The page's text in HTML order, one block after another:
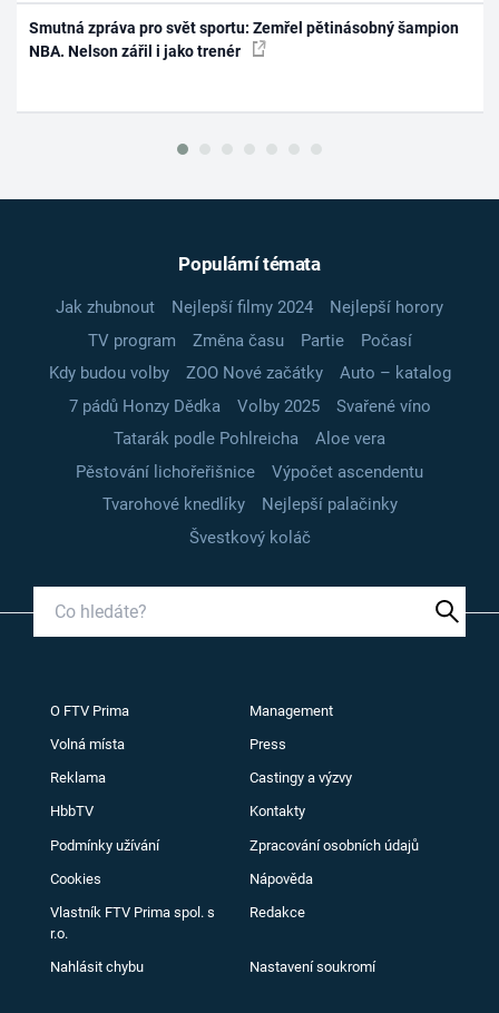
Smutná zpráva pro svět sportu: Zemřel pětinásobný šampion
NBA. Nelson zářil i jako trenér
Populární témata
Jak zhubnout Nejlepší filmy 2024
Nejlepší horory
TV program
Změna času Partie
Počasí
Kdy budou volby
ZOO Nové začátky
Auto – katalog
7 pádů Honzy Dědka
Volby 2025
Svařené víno
Tatarák podle Pohlreicha
Aloe vera
Pěstování lichořeřišnice
Výpočet ascendentu
Tvarohové knedlíky
Nejlepší palačinky
Švestkový koláč
O FTV Prima Management
Volná místa Press
Reklama Castingy a výzvy
HbbTV Kontakty
Podmínky užívání Zpracování osobních údajů
Cookies Nápověda
Vlastník FTV Prima spol. s
r.o.
Redakce
Nahlásit chybu Nastavení soukromí